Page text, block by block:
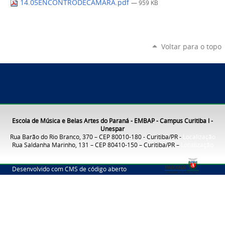
14.05ENCONTRODECAMARA.pdf — 959 KB
Voltar para o topo
Escola de Música e Belas Artes do Paraná - EMBAP - Campus Curitiba I -
Unespar
Rua Barão do Rio Branco, 370 – CEP 80010-180 - Curitiba/PR -
Rua Saldanha Marinho, 131 – CEP 80410-150 – Curitiba/PR –
Desenvolvido com CMS de código aberto